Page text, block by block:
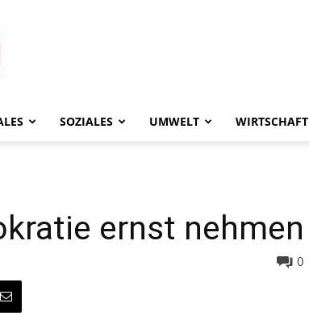
SOZIALES UMWELT WIRTSCHAFT
ernst nehmen
0